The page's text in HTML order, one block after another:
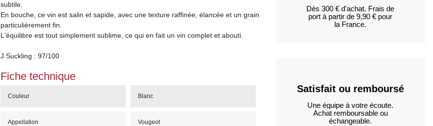
subtile.
En bouche, ce vin est salin et sapide, avec une texture raffinée, élancée et un grain
particulièrement fin.
L'équilibre est tout simplement sublime, ce qui en fait un vin complet et abouti.
J Suckling : 97/100
Fiche technique
Couleur Blanc
Appellation Vougeot
Dès 300 € d'achat. Frais de
port à partir de 9,90 € pour
la France.
Satisfait ou remboursé
Une équipe à votre écoute.
Achat remboursable ou
échangeable.